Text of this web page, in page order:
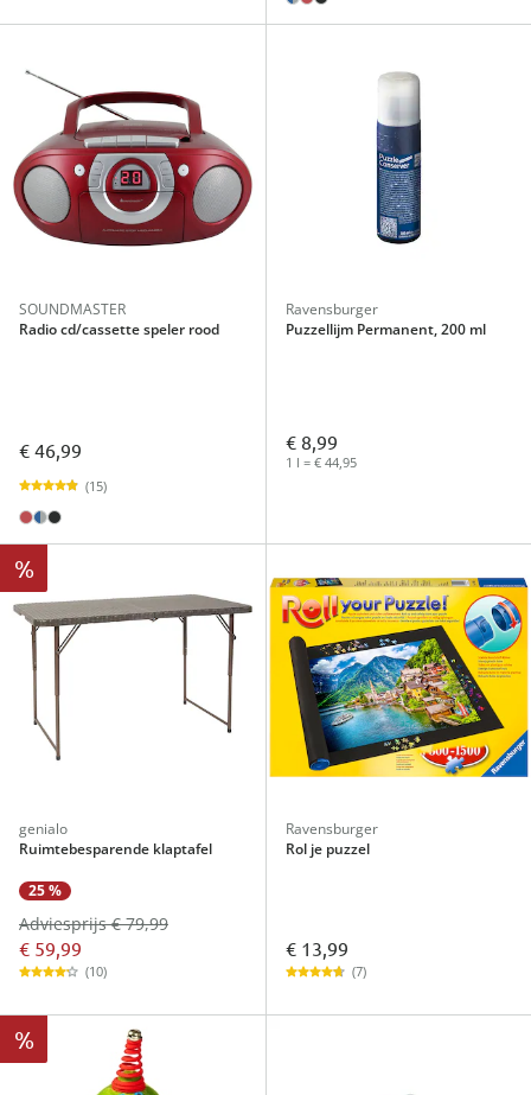
SOUNDMASTER
Radio cd/cassette speler rood
€ 46,99
(15)
Ravensburger
Puzzellijm Permanent, 200 ml
€ 8,99
1 l = € 44,95
%
genialo
Ruimtebesparende klaptafel
25 %
€ 59,99
Adviesprijs € 79,99
(10)
Ravensburger
Rol je puzzel
€ 13,99
(7)
%